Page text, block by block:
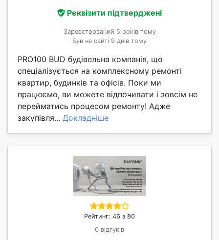
Реквізити підтверджені
Зареєстрований 5 років тому
Був на сайті 9 днів тому
PRO100 BUD будівельна компанія, що
спеціалізується на комплексному ремонті
квартир, будинків та офісів. Поки ми
працюємо, ви можете відпочивати і зовсім не
перейматись процесом ремонту! Адже
закупівля... Докладніше
Рейтинг: 46 з 80
0 відгуків